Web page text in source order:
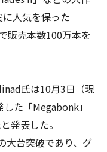
人気を保った
販売本数100万本を
氏は10月3日（現
た「Megabonk」
発表した。
大台突破であり、グ